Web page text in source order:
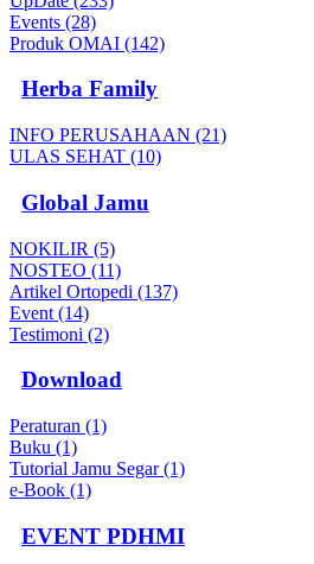
Events (28)
Produk OMAI (142)
Herba Family
INFO PERUSAHAAN (21)
ULAS SEHAT (10)
Global Jamu
NOKILIR (5)
NOSTEO (11)
Artikel Ortopedi (137)
Event (14)
Testimoni (2)
Download
Peraturan (1)
Buku (1)
Tutorial Jamu Segar (1)
e-Book (1)
EVENT PDHMI